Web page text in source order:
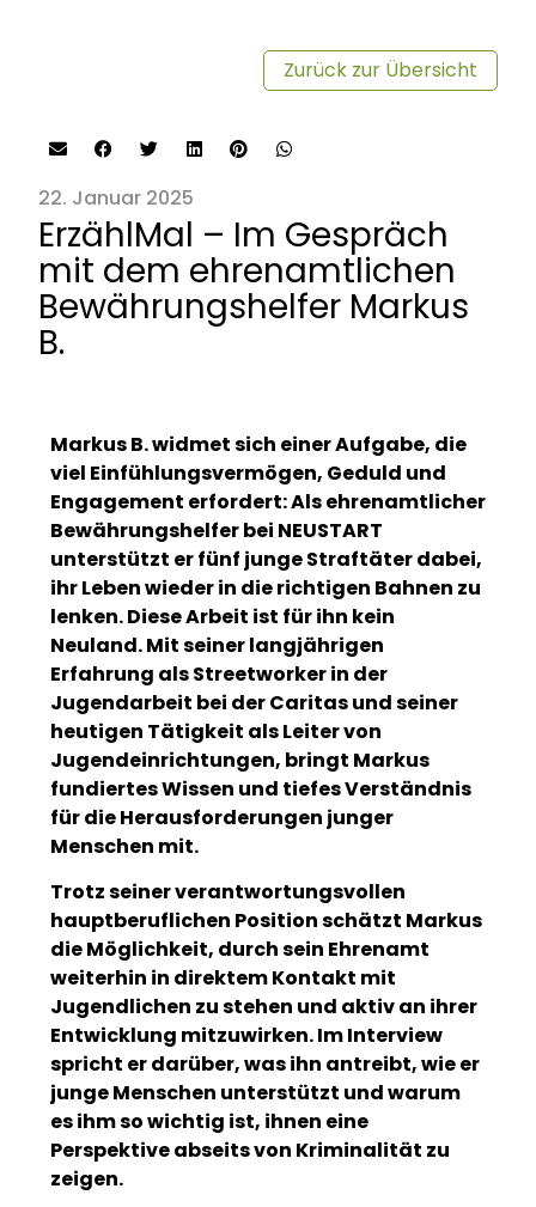
Zurück zur Übersicht
22. Januar 2025
ErzählMal – Im Gespräch
mit dem ehrenamtlichen
Bewährungshelfer Markus
B.
Markus B. widmet sich einer Aufgabe, die
viel Einfühlungsvermögen, Geduld und
Engagement erfordert: Als ehrenamtlicher
Bewährungshelfer bei NEUSTART
unterstützt er fünf junge Straftäter dabei,
ihr Leben wieder in die richtigen Bahnen zu
lenken. Diese Arbeit ist für ihn kein
Neuland. Mit seiner langjährigen
Erfahrung als Streetworker in der
Jugendarbeit bei der Caritas und seiner
heutigen Tätigkeit als Leiter von
Jugendeinrichtungen, bringt Markus
fundiertes Wissen und tiefes Verständnis
für die Herausforderungen junger
Menschen mit.
Trotz seiner verantwortungsvollen
hauptberuflichen Position schätzt Markus
die Möglichkeit, durch sein Ehrenamt
weiterhin in direktem Kontakt mit
Jugendlichen zu stehen und aktiv an ihrer
Entwicklung mitzuwirken. Im Interview
spricht er darüber, was ihn antreibt, wie er
junge Menschen unterstützt und warum
es ihm so wichtig ist, ihnen eine
Perspektive abseits von Kriminalität zu
zeigen.